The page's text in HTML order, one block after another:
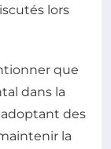
lors
que
dans la
des
la